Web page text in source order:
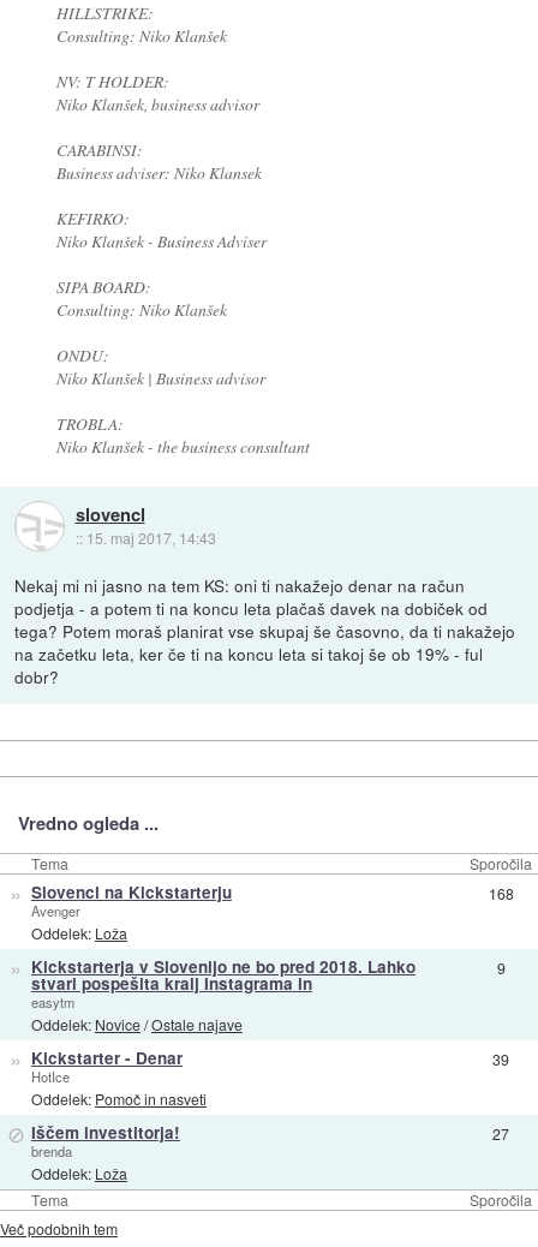
HILLSTRIKE:
Consulting: Niko Klanšek
NV: T HOLDER:
Niko Klanšek, business advisor
CARABINSI:
Business adviser: Niko Klansek
KEFIRKO:
Niko Klanšek - Business Adviser
SIPA BOARD:
Consulting: Niko Klanšek
ONDU:
Niko Klanšek | Business advisor
TROBLA:
Niko Klanšek - the business consultant
slovencl
:: 15. maj 2017, 14:43
Nekaj mi ni jasno na tem KS: oni ti nakažejo denar na račun
podjetja - a potem ti na koncu leta plačaš davek na dobiček od
tega? Potem moraš planirat vse skupaj še časovno, da ti nakažejo
na začetku leta, ker če ti na koncu leta si takoj še ob 19% - ful
dobr?
Vredno ogleda ...
Tema Sporočila
Tema Sporočila
» Slovenci na Kickstarterju
Avenger
Oddelek: Loža
168
» Kickstarterja v Slovenijo ne bo pred 2018. Lahko
stvari pospešita kralj Instagrama in
easytm
Oddelek: Novice/Ostale najave
9
» Kickstarter - Denar
HotIce
Oddelek: Pomoč in nasveti
39
⊘ Iščem investitorja!
brenda
Oddelek: Loža
27
Več podobnih tem